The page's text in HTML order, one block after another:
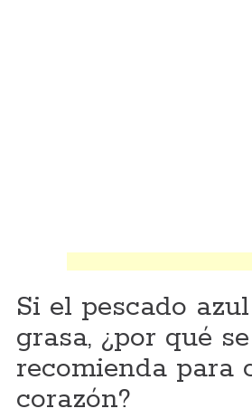
Si el pescado
grasa, ¿por qué se
recomienda para
corazón?